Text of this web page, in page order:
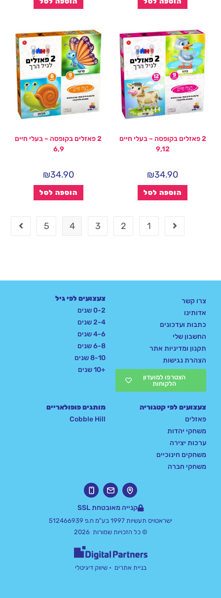
2 פאזלים בקופסה – בעלי חיים
9,12
₪34.90
הוספה לסל
2 פאזלים בקופסה – בעלי חיים
6,9
₪34.90
הוספה לסל
1
2
3
4
5
צרו קשר
אדותינו
כתבות ועדכונים
החשבון שלי
תקנון ומדיניות אתר
הצהרת נגישות
הצטרפו למועדון
הלקוחות
צעצועים לפי גיל
0-2 שנים
2-4 שנים
4-6 שנים
6-8 שנים
8-10 שנים
+10 שנים
צעצועים לפי קטגוריה
פאזלים
משחקי יהדות
ערכות יצירה
משחקים חינוכיים
משחקי חברה
מותגים פופולאריים
Cobble Hill
קנייה מאובטחת SSL
ישראטויס תעשיות 1997 בע"מ ח.פ 512466939
© כל הזכויות שמורות 2026
בניית אתרים • שיווק דיגיטלי